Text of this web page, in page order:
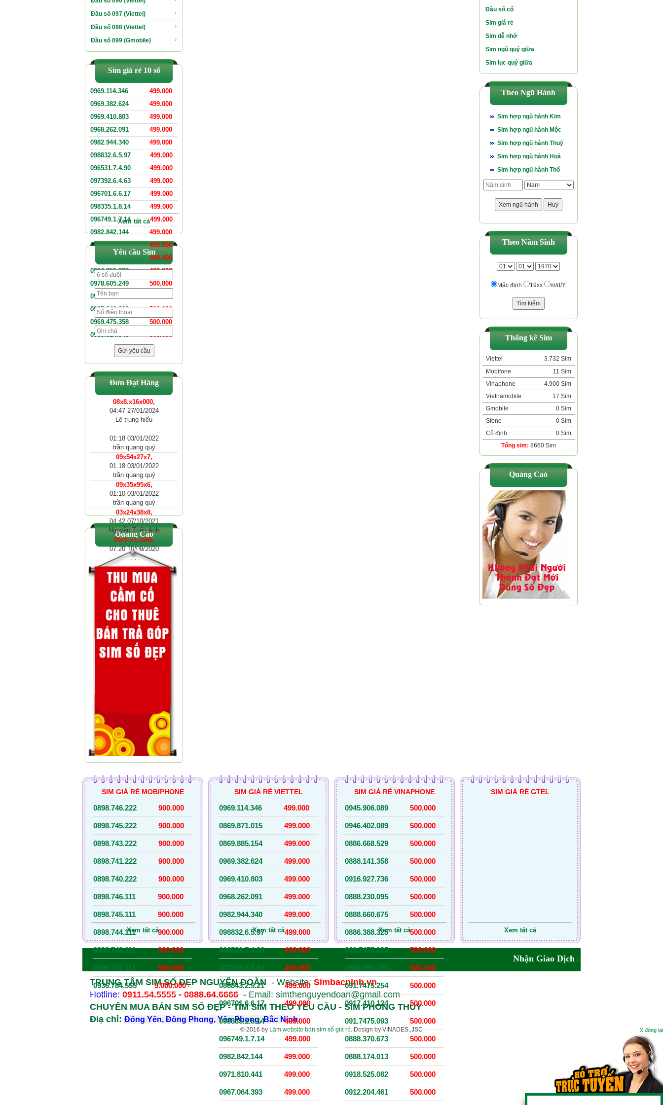
Đầu số 097 (Viettel)
Đầu số 098 (Viettel)
Đầu số 099 (Gmobile)
Sim giá rẻ 10 số
0969.114.346
499.000
0969.382.624
499.000
0969.410.803
499.000
0968.262.091
499.000
0982.944.340
499.000
098832.6.5.97
499.000
096531.7.4.90
499.000
097392.6.4.63
499.000
096701.6.6.17
499.000
098335.1.8.14
499.000
096749.1.7.14
499.000
0982.842.144
499.000
0971.810.441
499.000
499.000
0964.351.393
499.000
0978.605.249
500.000
0975.496.098
0965.642.098
500.000
0969.475.358
500.000
0985.814.948
500.000
Xem tất cả
Yêu cầu Sim
Đơn Đạt Hàng
08x8.x16x000,
04:47 27/01/2024
Lê trung hiếu
01:18 03/01/2022
trần quang quý
09x54x27x7,
01:18 03/01/2022
trần quang quý
09x35x95x6,
01:10 03/01/2022
trần quang quý
03x24x38x8,
04:42 07/10/2021
Nguyễn Tuấn Anh
09x6.x3.x666,
07:20 10/09/2020
Anh Tuấn
09x1.x6.x6.82,
11:36 02/03/2020
Đức
09x7.x91x535,
10:45 20/04/2019
Sỹ kính
09x21x67x9,
12:58 25/02/2019
Vu thi ngan
01x86x45x.456,...
08:22 13/01/2019
Quảng Cáo
Đầu số cổ
Sim giá rẻ
Sim dễ nhớ
Sim ngũ quý giữa
Sim lục quý giữa
Theo Ngũ Hành
Sim hợp ngũ hành Kim
Sim hợp ngũ hành Mộc
Sim hợp ngũ hành Thuỷ
Sim hợp ngũ hành Hoả
Sim hợp ngũ hành Thổ
Theo Năm Sinh
Mặc định 19xx m/d/Y
Thống kê Sim
Viettel
3.732 Sim
Mobifone
11 Sim
Vinaphone
4.900 Sim
Vietnamobile
17 Sim
Gmobile
0 Sim
Sfone
0 Sim
Cố định
0 Sim
Tổng sim: 8660 Sim
Quảng Caó
SIM GIÁ RẺ MOBIPHONE
0898.746.222 900.000
0898.745.222 900.000
0898.743.222 900.000
0898.741.222 900.000
0898.740.222 900.000
0898.746.111 900.000
0898.745.111 900.000
0898.744.111 900.000
0898.743.111 900.000
0898.742.111 900.000
0936.784.555 5.000.000
Xem tất cả
SIM GIÁ RẺ VIETTEL
0969.114.346 499.000
0869.871.015 499.000
0869.885.154 499.000
0969.382.624 499.000
0969.410.803 499.000
0968.262.091 499.000
0982.944.340 499.000
098832.6.5.97 499.000
096531.7.4.90 499.000
097392.6.4.63 499.000
086843.2.5.21 499.000
096701.6.6.17 499.000
098335.1.8.14 499.000
096749.1.7.14 499.000
0982.842.144 499.000
0971.810.441 499.000
0967.064.393 499.000
Xem tất cả
SIM GIÁ RẺ VINAPHONE
0945.906.089 500.000
0946.402.089 500.000
0886.668.529 500.000
0888.141.358 500.000
0916.927.736 500.000
0888.230.095 500.000
0888.660.675 500.000
0886.388.325 500.000
091.7475.025 500.000
0886.680.105 500.000
091.7475.254 500.000
0917.410.124 500.000
091.7475.093 500.000
0888.370.673 500.000
0888.174.013 500.000
0918.525.082 500.000
0912.204.461 500.000
Xem tất cả
SIM GIÁ RẺ GTEL
Xem tất cả
Nhận Giao Dịch Sim Số Cho AE Cả
TRUNG TÂM SIM SỐ ĐẸP NGUYỄN ĐOÀN - Website: Simbacninh.vn
Hotline:0911.54.5555 - 0888.64.6666 - Email: simthenguyendoan@gmail.com
CHUYÊN MUA BÁN SIM SỐ ĐẸP - TÌM SIM THEO YÊU CẦU - SIM PHONG THỦY
Điạ chỉ: Đông Yên, Đông Phong, Yên Phong, Bắc Ninh.
© 2016 byLàm website bán sim số giá rẻ. Design by VINADES.,JSC X đóng lại